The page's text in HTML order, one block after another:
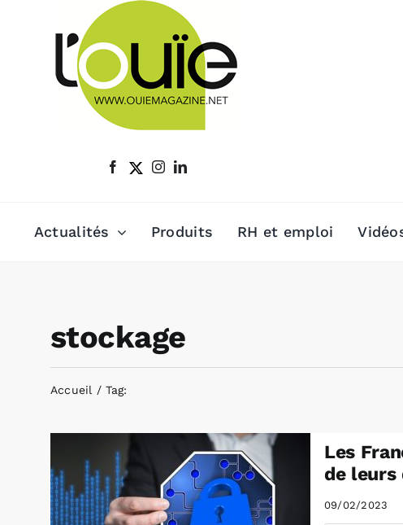
Actualités Produits RH et emploi
stockage
Accueil Tag:
Les
de leurs
09/02/2023